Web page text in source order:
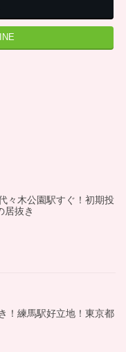
LINE
々木公園駅すぐ！初期投
居抜き
！練馬駅好立地！東京都